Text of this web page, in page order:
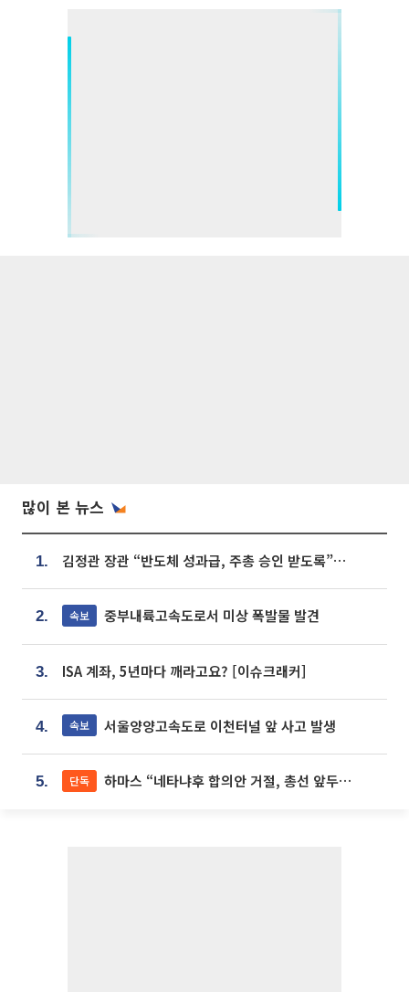
많이 본 뉴스
1. 김정관 장관 “반도체 성과급, 주총 승인 받도록”…상법·자본시장법 개정 시사
2. 속보 중부내륙고속도로서 미상 폭발물 발견
3. ISA 계좌, 5년마다 깨라고요? [이슈크래커]
4. 속보 서울양양고속도로 이천터널 앞 사고 발생
5. 단독 하마스 “네타냐후 합의안 거절, 총선 앞두고 시간 끌기”